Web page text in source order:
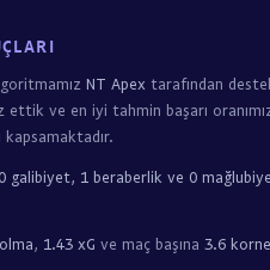
NT Apex tarafından
ettik ve en iyi tahmin başarı
kapsamaktadır.
0 galibiyet, 1 beraberlik ve 0
, 1.43 xG ve maç başına 3.6